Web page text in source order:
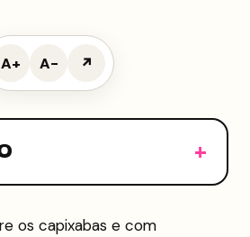
A+ A− ↗
os capixabas e com